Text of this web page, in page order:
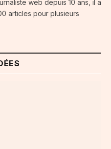
web depuis 10 ans, il a
articles pour plusieurs